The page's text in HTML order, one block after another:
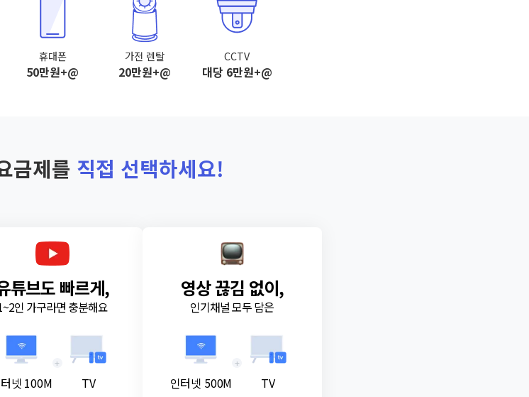
휴대폰
50만원+@
가전 렌탈
20만원+@
CCTV
대당 6만원+@
금제를 직접 선택하세요!
튜브도 빠르게,
인 가구라면 충분해요
넷 100M
+
TV
영상 끊김 없이,
인기채널 모두 담은
인터넷 500M
+
TV